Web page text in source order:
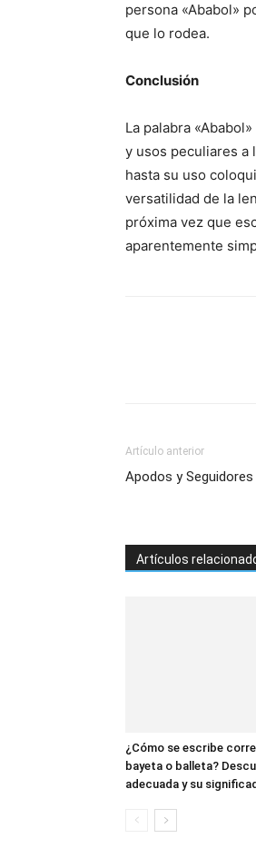
persona «Ababol»
que lo rodea.
Conclusión
La palabra
y usos peculiares a
hasta su uso
versatilidad de la
próxima vez que
aparentemente
Artículo anterior
Apodos y
Artículos
¿Cómo se escribe
bayeta o balleta?
adecuada y su